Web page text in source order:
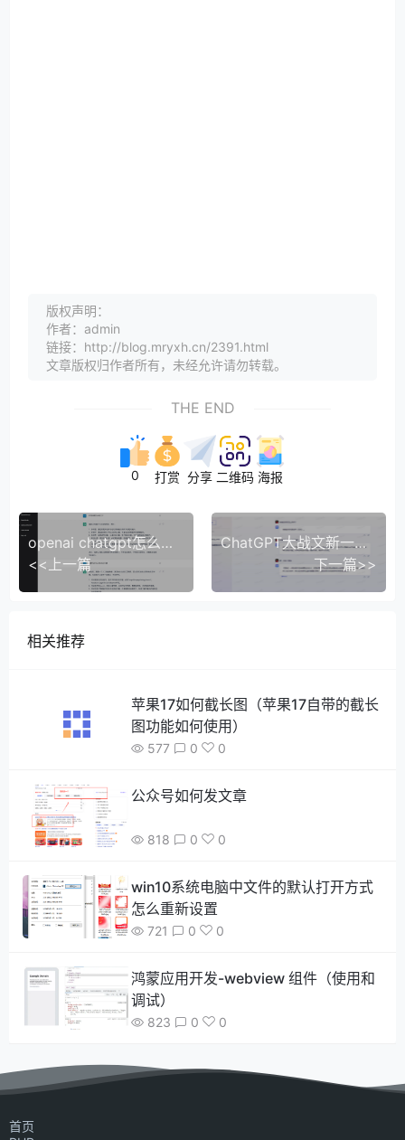
版权声明：
作者：admin
链接：http://blog.mryxh.cn/2391.html
文章版权归作者所有，未经允许请勿转载。
THE END
0 打赏 分享 二维码 海报
openai chatgpt怎么注册 openai chatgpt注册教程（注册ChatGPT/Open ai保姆级全攻略）
<<上一篇
ChatGPT大战文新一言（ChatGPT3.5和文新一言对比）
下一篇>>
相关推荐
苹果17如何截长图（苹果17自带的截长
图功能如何使用）
577 0 0
公众号如何发文章
818 0 0
win10系统电脑中文件的默认打开方式
怎么重新设置
721 0 0
鸿蒙应用开发-webview 组件（使用和
调试）
823 0 0
首页